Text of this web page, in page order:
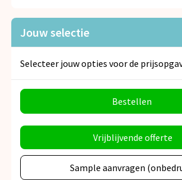
Jouw selectie
Selecteer jouw opties voor de
Bestellen
Vrijblijvende offerte
Sample aanvragen